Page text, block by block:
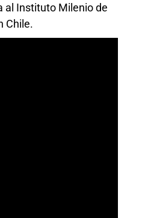
al Instituto Milenio de
Chile.